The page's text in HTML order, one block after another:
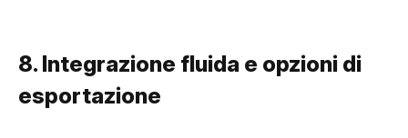
8. Integrazione fluida e opzioni di
esportazione